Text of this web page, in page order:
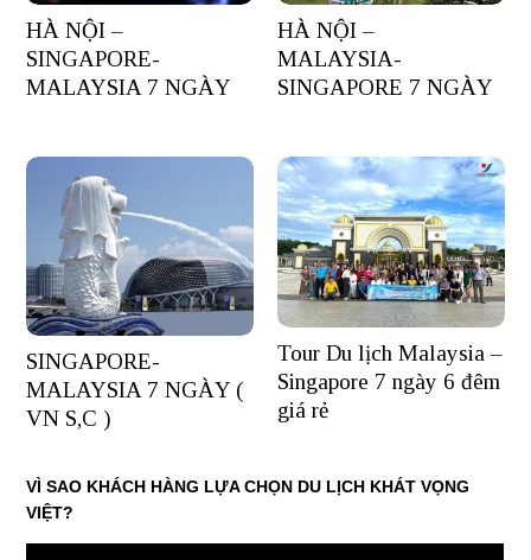
HÀ NỘI –
SINGAPORE-
MALAYSIA 7 NGÀY
HÀ NỘI –
MALAYSIA-
SINGAPORE 7 NGÀY
SINGAPORE-
MALAYSIA 7 NGÀY (
VN S,C )
Tour Du lịch Malaysia –
Singapore 7 ngày 6 đêm
giá rẻ
VÌ SAO KHÁCH HÀNG LỰA CHỌN DU LỊCH KHÁT VỌNG
VIỆT?